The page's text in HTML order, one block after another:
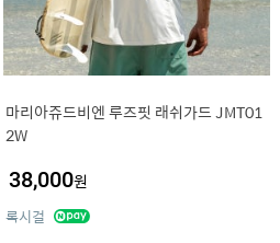
마리아쥬드비엔 루즈핏 래쉬가드 JMT01
2W
38,000원
록시걸